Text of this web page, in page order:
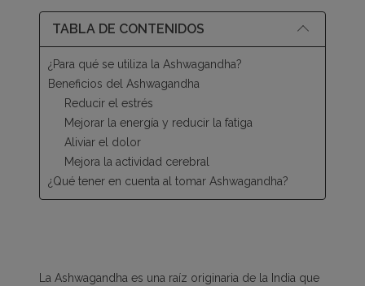
TABLA DE CONTENIDOS
¿Para qué se utiliza la Ashwagandha?
Beneficios del Ashwagandha
Reducir el estrés
Mejorar la energía y reducir la fatiga
Aliviar el dolor
Mejora la actividad cerebral
¿Qué tener en cuenta al tomar Ashwagandha?
La Ashwagandha es una raíz originaria de la India que